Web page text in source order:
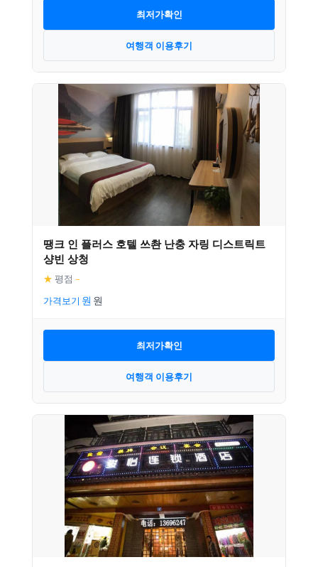
최저가확인
여행객 이용후기
땡크 인 플러스 호텔 쓰촨 난충 자링 디스트릭트
샹빈 상청
★ 평점 –
가격보기
최저가확인
여행객 이용후기